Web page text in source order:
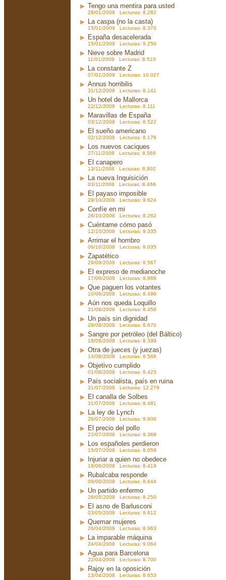
Tengo una mentira para usted
28/01/2009 Lecturas: 8.282
La caspa (no la casta)
15/01/2009 Lecturas: 8.370
España desacelerada
15/01/2009 Lecturas: 9.250
Nieve sobre Madrid
11/01/2009 Lecturas: 8.510
La constante Z
07/01/2009 Lecturas: 10.027
Annus horribilis
31/12/2008 Lecturas: 8.141
Un hotel de Mallorca
22/12/2008 Lecturas: 8.111
Maravillas de España
03/12/2008 Lecturas: 8.522
El sueño americano
02/12/2008 Lecturas: 8.176
Los nuevos caciques
27/11/2008 Lecturas: 8.569
El canapero
13/11/2008 Lecturas: 8.802
La nueva Inquisición
03/11/2008 Lecturas: 8.466
El payaso imposible
29/10/2008 Lecturas: 9.624
Confíe en mi
26/10/2008 Lecturas: 8.262
Cuéntame cómo pasó
12/10/2008 Lecturas: 9.335
Arrimar el hombro
06/10/2008 Lecturas: 8.035
Zapatético
29/09/2008 Lecturas: 8.567
El expreso de medianoche
17/09/2008 Lecturas: 8.868
Que paguen los votantes
10/09/2008 Lecturas: 8.496
Aún nos queda Loquillo
31/08/2008 Lecturas: 8.456
Un país sin dignidad
29/08/2008 Lecturas: 8.670
Sangre por petróleo (del Báltico)
18/08/2008 Lecturas: 8.399
Otra de jueces (y juezas)
14/08/2008 Lecturas: 8.568
Objetivo cumplido
01/08/2008 Lecturas: 8.423
País socialista, país en ruina
31/07/2008 Lecturas: 12.279
El canalla de Solbes
31/07/2008 Lecturas: 8.481
La ley de Lynch
26/07/2008 Lecturas: 9.600
El precio del pollo
22/07/2008 Lecturas: 9.369
Los españoles perdieron
15/07/2008 Lecturas: 8.059
Injuriar a quien no obedece
18/06/2008 Lecturas: 8.419
Rubalcaba responde
09/06/2008 Lecturas: 8.644
Un partido enfermo
26/05/2008 Lecturas: 8.250
El asno de Barlusconi
03/05/2008 Lecturas: 8.612
Quemar mujeres
26/04/2008 Lecturas: 8.963
La imparable máquina
24/04/2008 Lecturas: 9.064
Agua para Barcelona
22/04/2008 Lecturas: 8.700
Rajoy en la oposición
13/04/2008 Lecturas: 8.653